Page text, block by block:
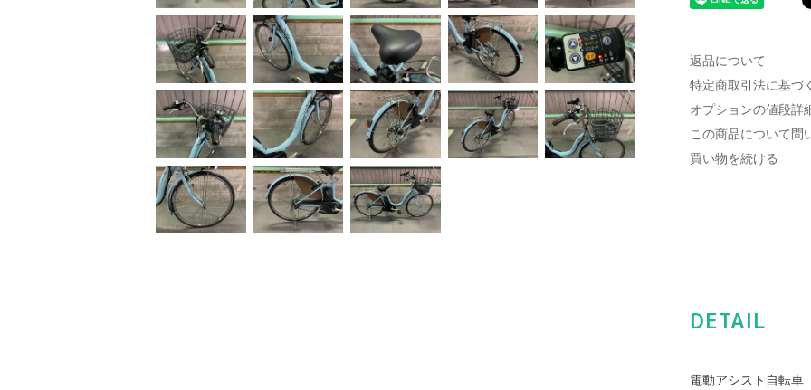
返品について
特定商取引法に基づ
オプションの値段詳
この商品について問
買い物を続ける
DETAIL
電動アシスト自転